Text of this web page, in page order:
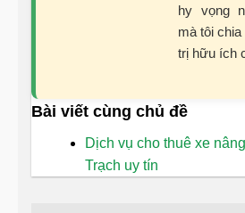
hy vọng
mà tôi
trị hữu ích
Bài viết cùng chủ đề
Dịch vụ cho thuê xe
Trạch uy tín